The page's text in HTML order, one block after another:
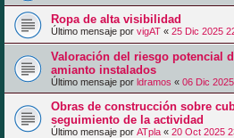
Ropa de alta visibilidad
Último mensaje por vigAT « 25 Dic 2025
Valoración del riesgo potencial
amianto instalados
Último mensaje por ldramos « 06 Dic
Obras de construcción sobre
seguimiento de la actividad
Último mensaje por ATpla « 20 Oct 2025